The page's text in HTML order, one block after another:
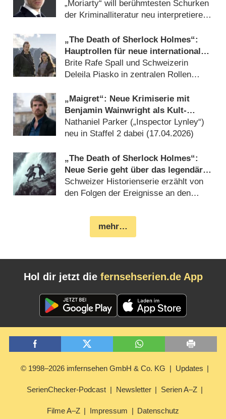
Meisterdetektivs
„Moriarty“ will berühmtesten Schurken
der Kriminalliteratur neu interpretieren
„The Death of Sherlock Holmes“:
Hauptrollen für neue internationale
Miniserie verkündet
Brite Rafe Spall und Schweizerin
Deleila Piasko in zentralen Rollen
„Maigret“: Neue Krimiserie mit
Benjamin Wainwright als Kult-
Detektiv wird fortgesetzt
Nathaniel Parker („Inspector Lynley“)
neu in Staffel 2 dabei (17.04.2026)
„The Death of Sherlock Holmes“:
Neue Serie geht über das legendäre
Duell Holmes vs. Moriarty hinaus
Schweizer Historienserie erzählt von
den Folgen der Ereignisse an den
mehr…
Hol dir jetzt die fernsehserien.de App
© 1998–2026 imfernsehen GmbH & Co. KG Updates
SerienChecker-Podcast Newsletter Serien A–Z
Filme A–Z Impressum Datenschutz